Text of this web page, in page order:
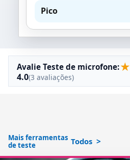
Pico
Avalie Teste de microfone:★
4.0(3 avaliações)
Mais ferramentas
de teste
Todos